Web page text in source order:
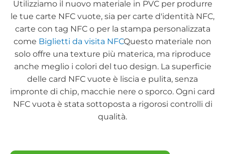
Utilizziamo il nuovo materiale in PVC per produrre
le tue carte NFC vuote, sia per carte d'identità NFC,
carte con tag NFC o per la stampa personalizzata
come Biglietti da visita NFCQuesto materiale non
solo offre una texture più materica, ma riproduce
anche meglio i colori del tuo design. La superficie
delle card NFC vuote è liscia e pulita, senza
impronte di chip, macchie nere o sporco. Ogni card
NFC vuota è stata sottoposta a rigorosi controlli di
qualità.